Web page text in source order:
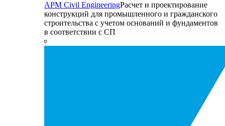
APM Civil EngineeringРасчет и проектирование
конструкций для промышленного и гражданского
строительства с учетом оснований и фундаментов
в соответствии с СП